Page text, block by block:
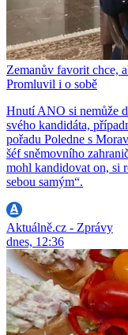
Zemanův favorit chce,
Promluvil i o sobě
Hnutí ANO si nemůže
svého kandidáta,
pořadu Poledne s
šéf sněmovního
mohl kandidovat on, si
sebou samým“.
Aktuálně.cz - Zprávy
dnes, 12:36